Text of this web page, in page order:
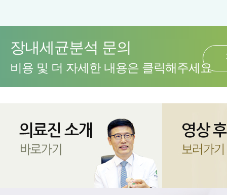
장내세균분석 문의
비용 및 더 자세한 내용은 클릭해주세요